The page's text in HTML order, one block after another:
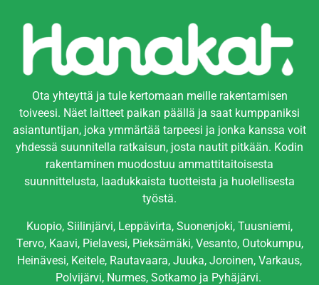
Ota yhteyttä ja tule kertomaan meille rakentamisen
toiveesi. Näet laitteet paikan päällä ja saat kumppaniksi
asiantuntijan, joka ymmärtää tarpeesi ja jonka kanssa voit
yhdessä suunnitella ratkaisun, josta nautit pitkään. Kodin
rakentaminen muodostuu ammattitaitoisesta
suunnittelusta, laadukkaista tuotteista ja huolellisesta
työstä.
Kuopio, Siilinjärvi, Leppävirta, Suonenjoki, Tuusniemi,
Tervo, Kaavi, Pielavesi, Pieksämäki, Vesanto, Outokumpu,
Heinävesi, Keitele, Rautavaara, Juuka, Joroinen, Varkaus,
Polvijärvi, Nurmes, Sotkamo ja Pyhäjärvi.